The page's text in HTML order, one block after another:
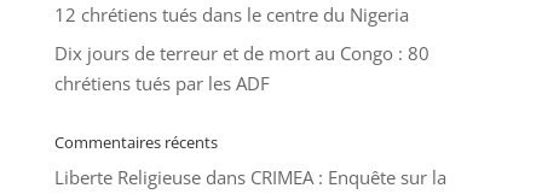
12 chrétiens tués dans le centre du Nigeria
Dix jours de terreur et de mort au Congo : 80
chrétiens tués par les ADF
Commentaires récents
Liberte Religieusedans CRIMEA : Enquête sur la